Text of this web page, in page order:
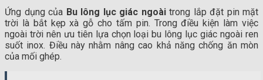
Ứng dụng của Bu lông lục giác ngoàitrong lắp đặt pin mặt
trời là bắt kẹp xà gỗ cho tấm pin. Trong điều kiện làm việc
ngoài trời nên ưu tiên lựa chọn loại bu lông lục giác ngoài ren
suốt inox. Điều này nhằm nâng cao khả năng chống ăn mòn
của mối ghép.